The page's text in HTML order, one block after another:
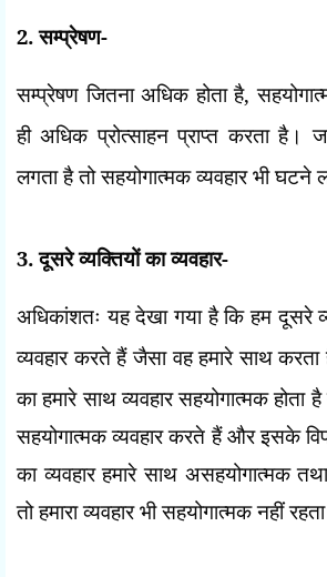
2.सम्प्रेषण-
सम्प्रेषण जितना अधिक होता है,
ही अधिक प्रोत्साहन प्राप्त करता है।
लगता है तो सहयोगात्मक व्यवहार भी घटने
3.दूसरे व्यक्तियों का व्यवहार-
अधिकांशतः यह देखा गया है कि हम दूसरे
व्यवहार करते हैं जैसा वह हमारे साथ करता
का हमारेसाथ व्यवहार सहयोगात्मक
सहयोगात्मक व्यवहार करते हैं और इसके
का व्यवहार हमारे साथ असहयोगात्मक
तो हमारा व्यवहार भी सहयोगात्मक नहीं